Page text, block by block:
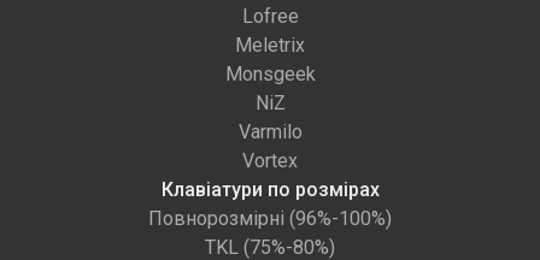
Lofree
Meletrix
Monsgeek
NiZ
Varmilo
Vortex
Клавіатури по розмірах
Повнорозмірні (96%-100%)
TKL (75%-80%)